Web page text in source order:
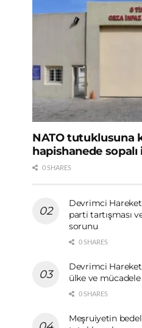
NATO tutuklusuna
hapishanede
0 SHARES
Devrimci
parti tartışması
sorunu
0 SHARES
Devrimci
ülke ve mücadele
0 SHARES
Meşruiyetin